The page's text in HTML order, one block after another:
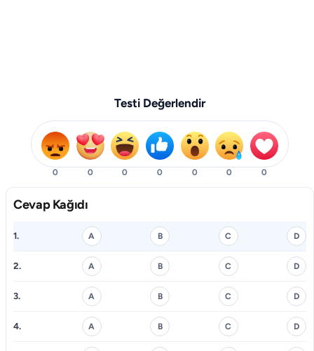
Testi Değerlendir
0 0 0 0 0 0 0
Cevap Kağıdı
1. A B C D
2. A B C D
3. A B C D
4. A B C D